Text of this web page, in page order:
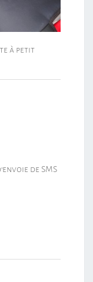
à petit
de SMS